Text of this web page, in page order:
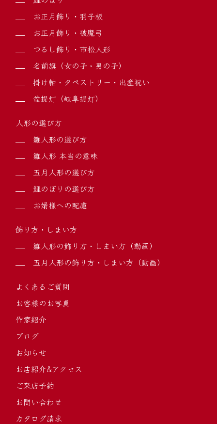
お正月飾り・羽子板
お正月飾り・破魔弓
つるし飾り・市松人形
名前旗（女の子・男の子）
掛け軸・タペストリー・出産祝い
盆提灯（岐阜提灯）
人形の選び方
雛人形の選び方
雛人形 本当の意味
五月人形の選び方
鯉のぼりの選び方
お婿様への配慮
飾り方・しまい方
雛人形の飾り方・しまい方（動画）
五月人形の飾り方・しまい方（動画）
よくあるご質問
お客様のお写真
作家紹介
ブログ
お知らせ
お店紹介&アクセス
ご来店予約
お問い合わせ
カタログ請求